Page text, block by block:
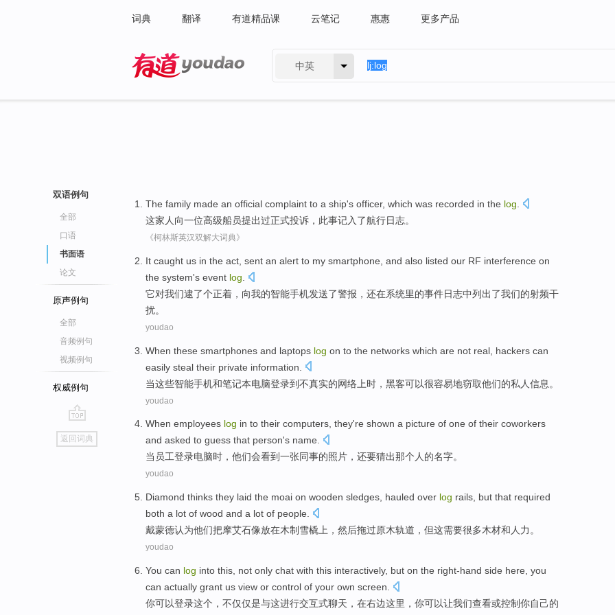
词典 翻译 有道精品课 云笔记 惠惠 更多产品
中英
双语例句
全部
口语
书面语
论文
原声例句
全部
音频例句
视频例句
权威例句
go
top
返回词典
The family made an official complaint to a ship's officer, which was recorded in the log
这家 人 向一位高级船员提出过正式投诉 ，此事记入 了航行日志。
《柯林斯英汉双解大词典》
It caught us in the act sent an alert to my smartphone and also listed our RF interference on
the system's event log
它对我们逮了个正着 ， 向我的智能手机发送了警报 ， 还在系统里的事件日志中列出了我们的射频干
扰。
youdao
When these smartphones and laptops log on to the networks which are not real hackers can
easily steal their private information
当这些智能手机和笔记本电脑登录到不真实的网络 上时， 黑客可以很容易地窃取他们的私人信息 。
youdao
When employees log in to their computers, they're shown a picture of one of their coworkers
and asked to guess that person's name.
当 员工登录电脑时， 他们会看到一张同事的照片 ， 还要猜出那个人的名字。
youdao
Diamond thinks they laid the moai on wooden sledges hauled over log rails but that required
both a lot of wood and a lot of people.
戴蒙德认为他们把摩艾石像放在木制 雪橇上 ， 然后拖过原木轨道 ， 但这需要很多木材和 人力。
youdao
You can log into this not only chat with this interactively, but on the right-hand side here , you
can actually grant us view or control of your own screen
你可以登录这个 ， 不仅仅是与这进行交互式聊天 ， 在右边这里 ，你可以让我们查看或控制你自己的